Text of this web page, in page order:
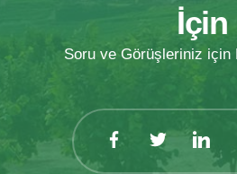
İçin
Soru ve Görüşleriniz için